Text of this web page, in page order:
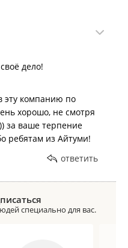
на чашечку кофе для
дело!
эту компанию по
хорошо, не смотря
за ваше терпение
ребятам из Айтуми!
ответить
специально для вас.